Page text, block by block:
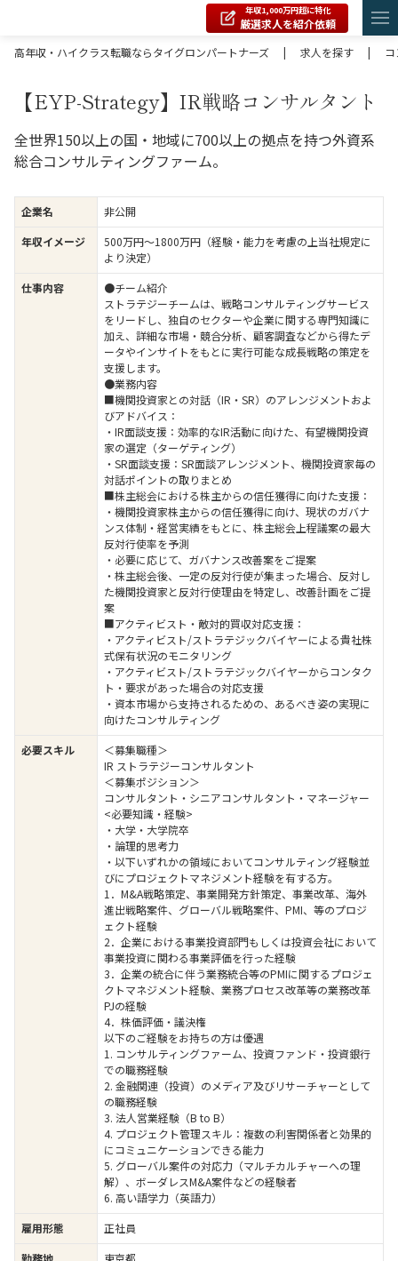
年収1,000万円超に特化
厳選求人を紹介依頼
高年収・ハイクラス転職ならタイグロンパートナーズ
| 求人を探す |
【EYP-Strategy】IR戦略コンサルタント
全世界150以上の国・地域に700以上の拠点を持つ外資系
総合コンサルティングファーム。
企業名
非公開
年収イメージ
500万円〜1800万円（経験・能力を考慮の上当社規定に
より決定）
仕事内容
●チーム紹介
ストラテジーチームは、戦略コンサルティングサービス
をリードし、独自のセクターや企業に関する専門知識に
加え、詳細な市場・競合分析、顧客調査などから得たデ
ータやインサイトをもとに実行可能な成長戦略の策定を
支援します。
●業務内容
■機関投資家との対話（IR・SR）のアレンジメントおよ
びアドバイス：
・IR面談支援：効率的なIR活動に向けた、有望機関投資
家の選定（ターゲティング）
・SR面談支援：SR面談アレンジメント、機関投資家毎の
対話ポイントの取りまとめ
■株主総会における株主からの信任獲得に向けた支援：
・機関投資家株主からの信任獲得に向け、現状のガバナ
ンス体制・経営実績をもとに、株主総会上程議案の最大
反対行使率を予測
・必要に応じて、ガバナンス改善案をご提案
・株主総会後、一定の反対行使が集まった場合、反対し
た機関投資家と反対行使理由を特定し、改善計画をご提
案
■アクティビスト・敵対的買収対応支援：
・アクティビスト/ストラテジックバイヤーによる貴社株
式保有状況のモニタリング
・アクティビスト/ストラテジックバイヤーからコンタク
ト・要求があった場合の対応支援
・資本市場から支持されるための、あるべき姿の実現に
向けたコンサルティング
必要スキル
＜募集職種＞
IR ストラテジーコンサルタント
＜募集ポジション＞
コンサルタント・シニアコンサルタント・マネージャー
<必要知識・経験>
・大学・大学院卒
・論理的思考力
・以下いずれかの領域においてコンサルティング経験並
びにプロジェクトマネジメント経験を有する方。
1．M&A戦略策定、事業開発方針策定、事業改革、海外
進出戦略案件、グローバル戦略案件、PMI、等のプロジ
ェクト経験
2．企業における事業投資部門もしくは投資会社において
事業投資に関わる事業評価を行った経験
3．企業の統合に伴う業務統合等のPMIに関するプロジェ
クトマネジメント経験、業務プロセス改革等の業務改革
PJの経験
4．株価評価・議決権
以下のご経験をお持ちの方は優遇
1. コンサルティングファーム、投資ファンド・投資銀行
での職務経験
2. 金融関連（投資）のメディア及びリサーチャーとして
の職務経験
3. 法人営業経験（B to B）
4. プロジェクト管理スキル：複数の利害関係者と効果的
にコミュニケーションできる能力
5. グローバル案件の対応力（マルチカルチャーへの理
解）、ボーダレスM&A案件などの経験者
6. 高い語学力（英語力）
雇用形態
正社員
勤務地
東京都